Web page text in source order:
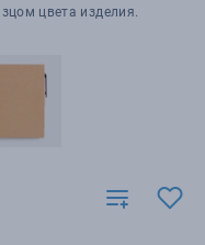
цвета изделия.